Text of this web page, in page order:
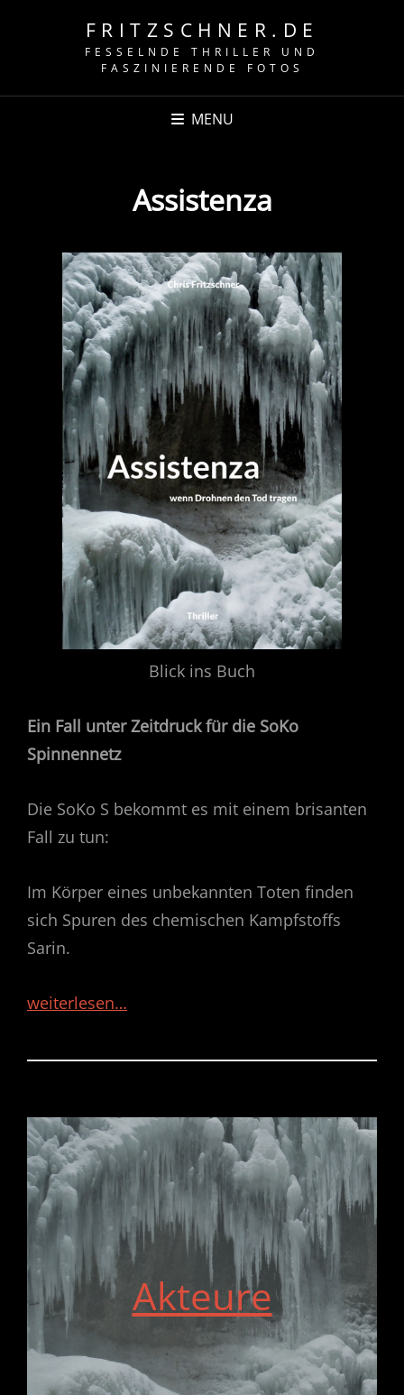
FRITZSCHNER.DE
FESSELNDE THRILLER UND
FASZINIERENDE FOTOS
MENU
Assistenza
Blick ins Buch
Ein Fall unter Zeitdruck für die SoKo
Spinnennetz
Die SoKo S bekommt es mit einem brisanten
Fall zu tun:
Im Körper eines unbekannten Toten finden
sich Spuren des chemischen Kampfstoffs
Sarin.
weiterlesen…
Akteure